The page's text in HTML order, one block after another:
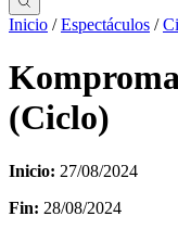
Inicio /Espectáculos /
(Ciclo)
Inicio: 27/08/2024
Fin: 28/08/2024